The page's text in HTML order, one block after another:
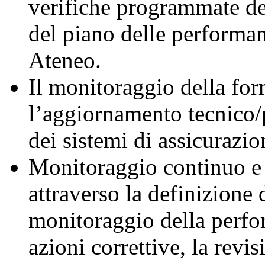
verifiche programmate
del piano delle
Ateneo.
Il monitoraggio della
l’aggiornamento
dei sistemi di
Monitoraggio continuo
attraverso la
monitoraggio della
azioni correttive, la